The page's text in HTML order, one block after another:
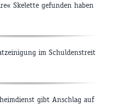
Skelette gefunden haben
im Schuldenstreit
gibt Anschlag auf